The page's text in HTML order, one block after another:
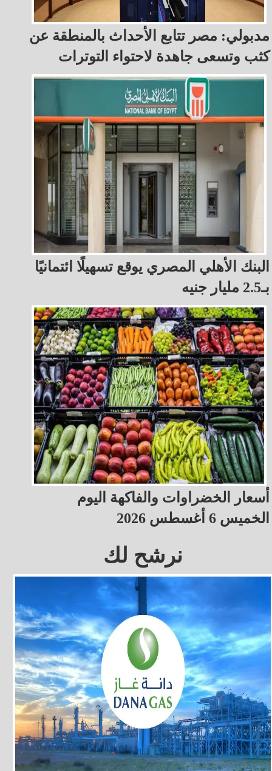
مدبولي: مصر تتابع الأحداث بالمنطقة عن
كثب وتسعى جاهدة لاحتواء التوترات
البنك الأهلي المصري يوقع تسهيلًا ائتمانيًا
بـ2.5 مليار جنيه
أسعار الخضراوات والفاكهة اليوم
الخميس 6 أغسطس 2026
نرشح لك